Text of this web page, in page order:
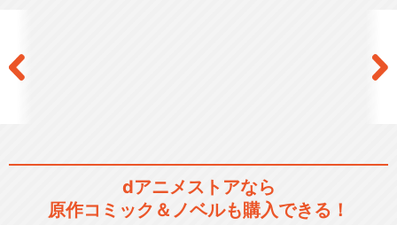
dアニメストアなら
原作コミック＆ノベルも購入できる！